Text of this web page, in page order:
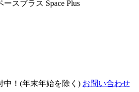
中！(年末年始を除く) お問い合わせ